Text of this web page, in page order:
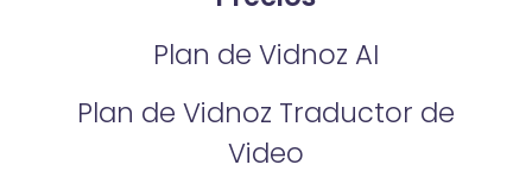
Plan de Vidnoz AI
Plan de Vidnoz Traductor de
Video